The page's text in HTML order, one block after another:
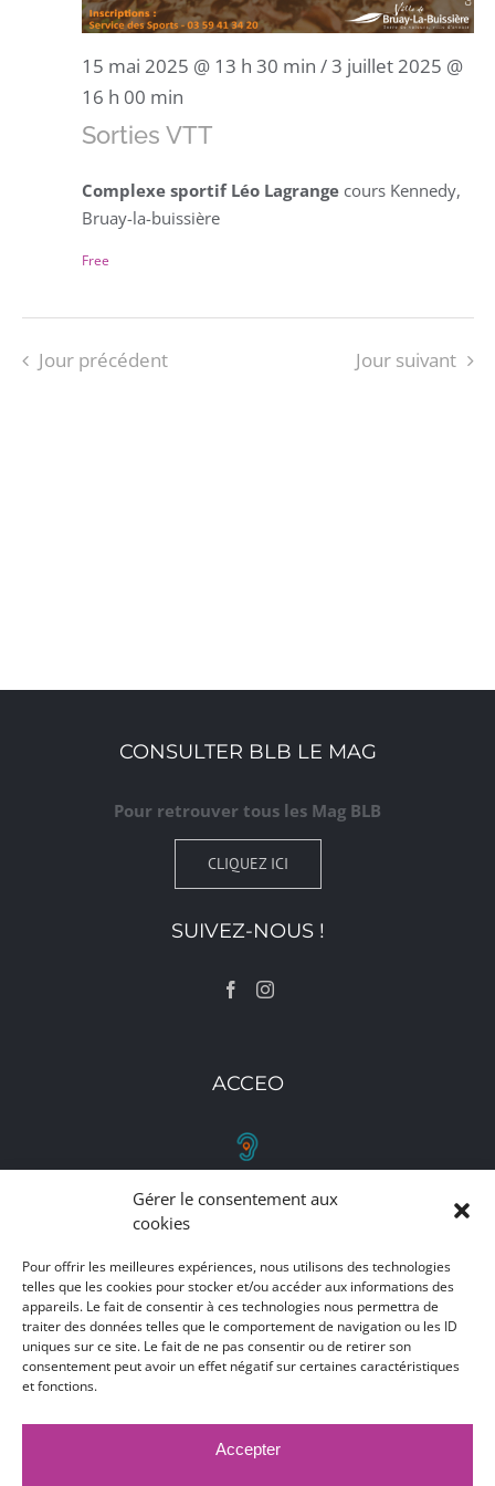
Gérer le consentement aux
cookies
Pour offrir les meilleures expériences, nous utilisons des technologies
telles que les cookies pour stocker et/ou accéder aux informations des
appareils. Le fait de consentir à ces technologies nous permettra de
traiter des données telles que le comportement de navigation ou les ID
uniques sur ce site. Le fait de ne pas consentir ou de retirer son
consentement peut avoir un effet négatif sur certaines caractéristiques
et fonctions.
Accepter
15 mai 2025 @ 13 h 30 min /3 juillet 2025 @
16 h 00 min
Sorties VTT
Complexe sportif Léo Lagrange cours Kennedy,
Bruay-la-buissière
Free
Jour précédent Jour suivant
CONSULTER BLB LE MAG
Pour retrouver tous les Mag BLB
CLIQUEZ ICI
SUIVEZ-NOUS !
ACCEO
RETROUVEZ-NOUS
Toutes nos adresses, coordonnées et horaires
d'ouverture
CLIQUEZ ICI